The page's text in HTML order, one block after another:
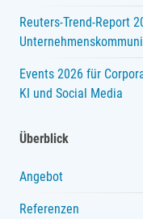
Reuters-Trend-Report
Events 2026 für
KI und Social Media
Überblick
Angebot
Referenzen